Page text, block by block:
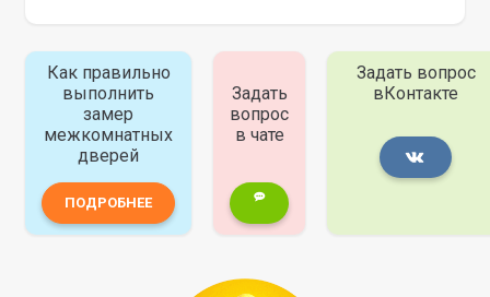
Как правильно
выполнить
замер
межкомнатных
дверей
ПОДРОБНЕЕ
Задать
вопрос
в чате
Задать вопрос
вКонтакте